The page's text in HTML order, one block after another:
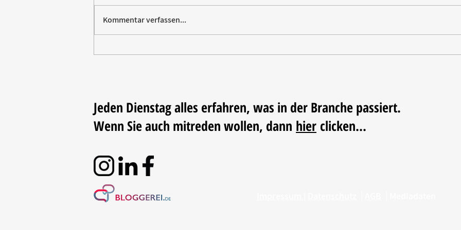
Kommentar verfassen...
Jeden Dienstag alles erfahren, was in der Branche passiert.
Wenn Sie auch mitreden wollen, dann hier clicken...